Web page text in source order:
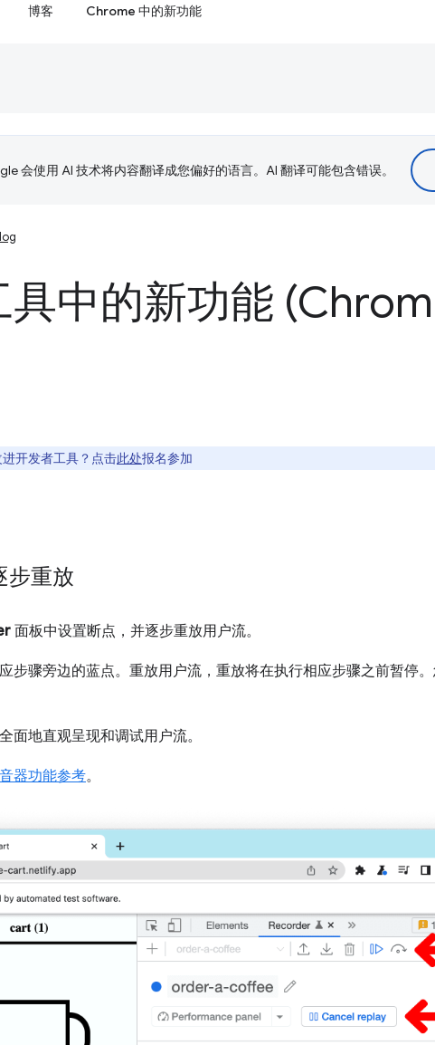
博客 Chrome 中的新功能
会使用 AI 技术将内容翻译成您偏好的语言。AI 翻译可能包含错误。
中的新功能
开发者工具？点击此处报名参加
步重放
面板中设置断点，并逐步重放用户流。
步骤旁边的蓝点。重放用户流，重放将在执行相应步骤之前暂停
面地直观呈现和调试用户流。
器功能参考。